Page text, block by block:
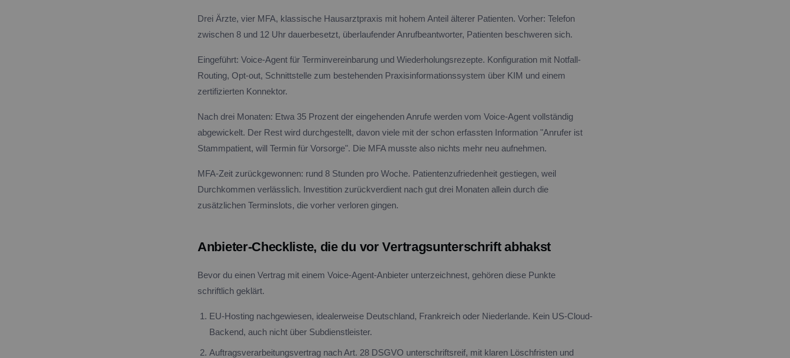
Drei Ärzte, vier MFA, klassische Hausarztpraxis mit hohem Anteil älterer Patienten. Vorher: Telefon
zwischen 8 und 12 Uhr dauerbesetzt, überlaufender Anrufbeantworter, Patienten beschweren sich.
Eingeführt: Voice-Agent für Terminvereinbarung und Wiederholungsrezepte. Konfiguration mit Notfall-
Routing, Opt-out, Schnittstelle zum bestehenden Praxisinformationssystem über KIM und einem
zertifizierten Konnektor.
Nach drei Monaten: Etwa 35 Prozent der eingehenden Anrufe werden vom Voice-Agent vollständig
abgewickelt. Der Rest wird durchgestellt, davon viele mit der schon erfassten Information "Anrufer ist
Stammpatient, will Termin für Vorsorge". Die MFA musste also nichts mehr neu aufnehmen.
MFA-Zeit zurückgewonnen: rund 8 Stunden pro Woche. Patientenzufriedenheit gestiegen, weil
Durchkommen verlässlich. Investition zurückverdient nach gut drei Monaten allein durch die
zusätzlichen Terminslots, die vorher verloren gingen.
Anbieter-Checkliste, die du vor Vertragsunterschrift abhakst
Bevor du einen Vertrag mit einem Voice-Agent-Anbieter unterzeichnest, gehören diese Punkte
schriftlich geklärt.
EU-Hosting nachgewiesen, idealerweise Deutschland, Frankreich oder Niederlande. Kein US-Cloud-
Backend, auch nicht über Subdienstleister.
Auftragsverarbeitungsvertrag nach Art. 28 DSGVO unterschriftsreif, mit klaren Löschfristen und